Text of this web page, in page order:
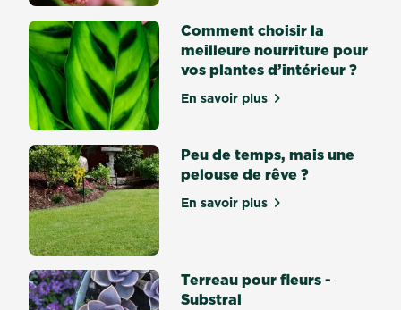
a
des
couleurs
merveilleuses
et
fleurit
à
plusieurs
reprises.
Voilà
pourquoi
elles
sont
énormément...
Comment choisir la
meilleure nourriture pour
vos plantes d’intérieur ?
En savoir plussur Comment choisir la
Peu de temps, mais une
pelouse de rêve ?
En savoir plussur Peu de temps, mais
Terreau pour fleurs -
Substral